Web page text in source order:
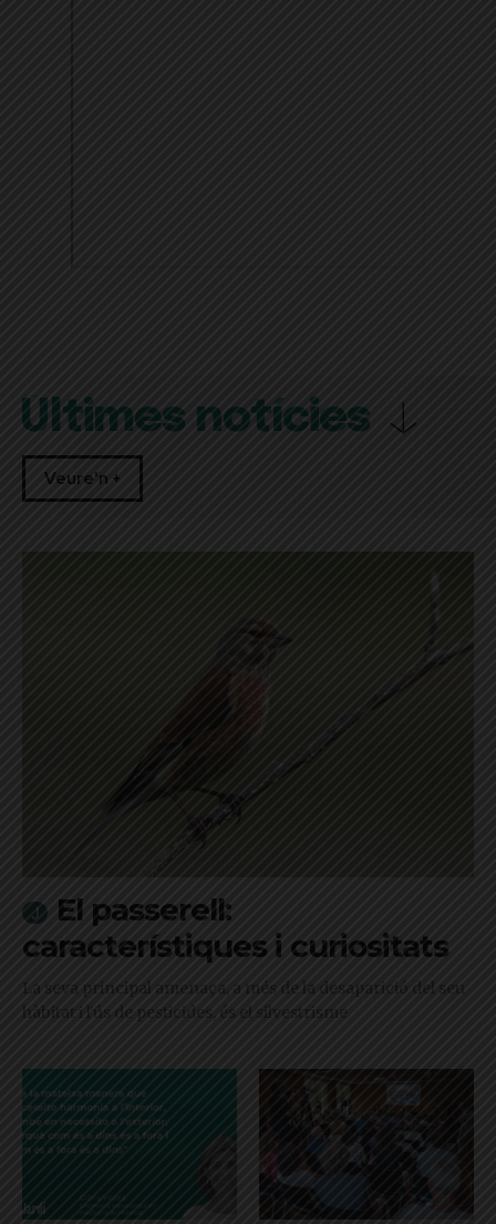
Últimes notícies
Veure'n +
El passerell:
característiques i curiositats
La seva principal amenaça, a més de la desaparició del seu
hàbitat i l'ús de pesticides, és el silvestrisme